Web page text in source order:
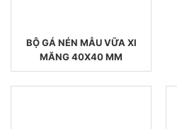
BỘ GÁ NÉN MẪU VỮA XI
MĂNG 40X40 MM